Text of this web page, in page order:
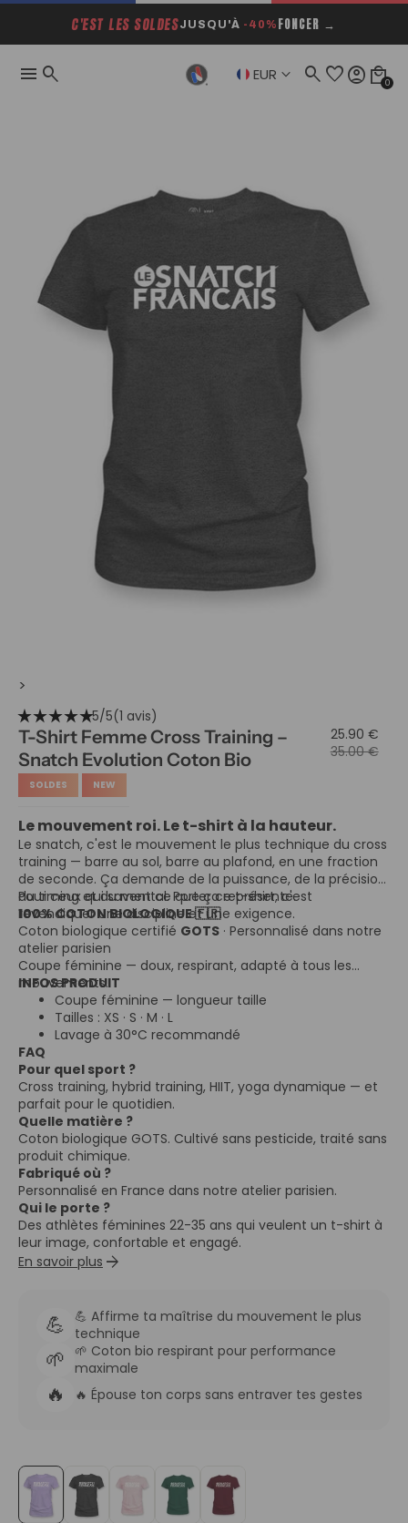
C'EST LES SOLDESJUSQU'À -40% FONCER →
menu search EUR keyboard_arrow_down search favoriteaccount_circle local_mall
0
>
star_ratestar_ratestar_ratestar_ratestar_rate5/5(1 avis)
T-Shirt Femme Cross Training –
Snatch Evolution Coton Bio
25.90 €
35.00 €
SOLDES NEW
Le mouvement roi. Le t-shirt à la hauteur.
Le snatch, c'est le mouvement le plus technique du cross
training — barre au sol, barre au plafond, en une fraction
de seconde. Ça demande de la puissance, de la précision,
du timing et du mental. Porter ce t-shirt, c'est
revendiquer une discipline et une exigence.
Pour ceux qui savent ce que ça représente.
100% COTON BIOLOGIQUE 🇫🇷
Coton biologique certifié GOTS · Personnalisé dans notre
atelier parisien
Coupe féminine — doux, respirant, adapté à tous les
mouvements.
INFOS PRODUIT
Coupe féminine — longueur taille
Tailles : XS · S · M · L
Lavage à 30°C recommandé
FAQ
Pour quel sport ?
Cross training, hybrid training, HIIT, yoga dynamique — et
parfait pour le quotidien.
Quelle matière ?
Coton biologique GOTS. Cultivé sans pesticide, traité sans
produit chimique.
Fabriqué où ?
Personnalisé en France dans notre atelier parisien.
Qui le porte ?
Des athlètes féminines 22-35 ans qui veulent un t-shirt à
leur image, confortable et engagé.
En savoir plus arrow_forward
💪
💪 Affirme ta maîtrise du mouvement le plus
technique
🌱
🌱 Coton bio respirant pour performance
maximale
🔥 🔥 Épouse ton corps sans entraver tes gestes